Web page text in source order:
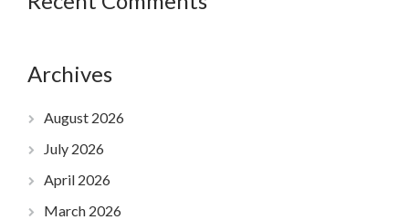
Archives
August 2026
July 2026
April 2026
March 2026